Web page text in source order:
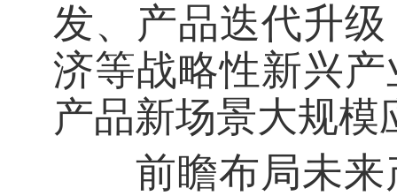
发、产品迭代升
济等战略性新兴
产品新场景大规
前瞻布局未来